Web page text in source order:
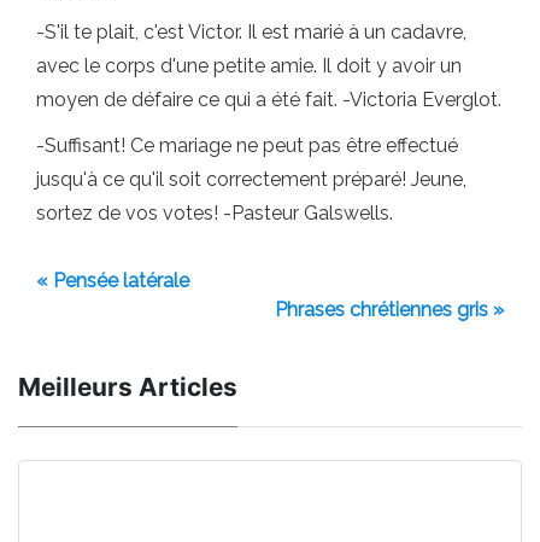
-S'il te plait, c'est Victor. Il est marié à un cadavre,
avec le corps d'une petite amie. Il doit y avoir un
moyen de défaire ce qui a été fait. -Victoria Everglot.
-Suffisant! Ce mariage ne peut pas être effectué
jusqu'à ce qu'il soit correctement préparé! Jeune,
sortez de vos votes! -Pasteur Galswells.
« Pensée latérale
Phrases chrétiennes gris »
Meilleurs Articles